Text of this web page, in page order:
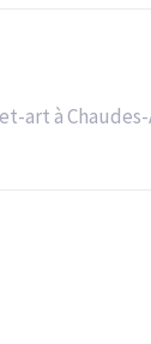
art à